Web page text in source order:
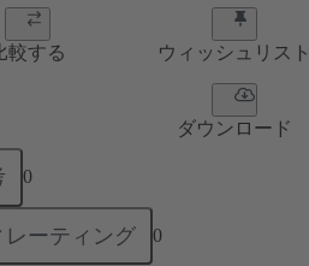
較する ウィッシュリスト
ダウンロード
0
レーティング 0